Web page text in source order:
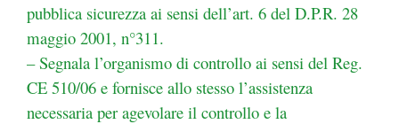
pubblica sicurezza ai sensi dell’art. 6 del D.P.R. 28
maggio 2001, n°311.
– Segnala l’organismo di controllo ai sensi del Reg.
CE 510/06 e fornisce allo stesso l’assistenza
necessaria per agevolare il controllo e la